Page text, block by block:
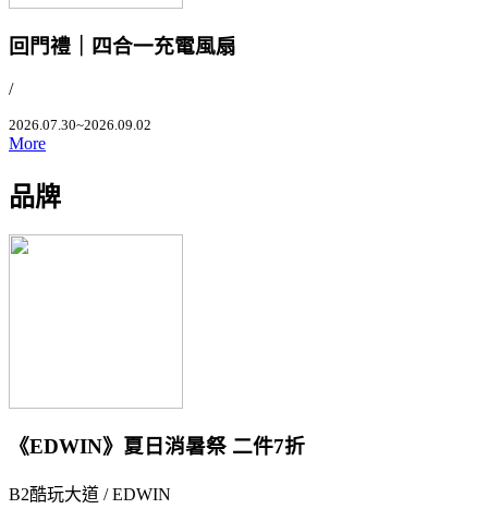
回門禮｜四合一充電風扇
/
2026.07.30~2026.09.02
More
品牌
《EDWIN》夏日消暑祭 二件7折
B2酷玩大道 / EDWIN